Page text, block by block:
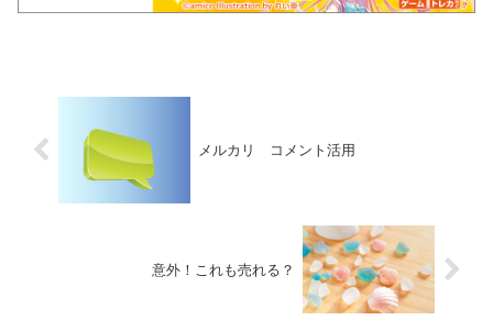
メルカリ コメント活用
意外！これも売れる？